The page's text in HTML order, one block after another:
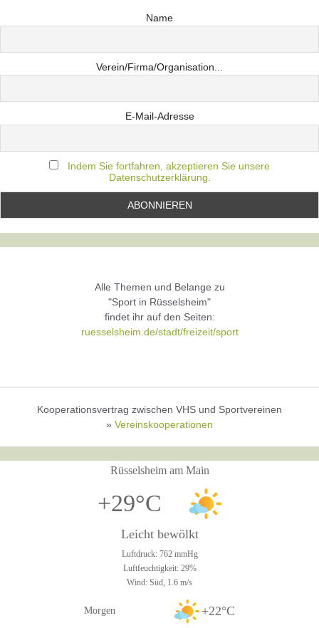
Name
Verein/Firma/Organisation...
E-Mail-Adresse
Indem Sie fortfahren, akzeptieren Sie unsere
Datenschutzerklärung.
Alle Themen und Belange zu
"Sport in Rüsselsheim"
findet ihr auf den Seiten:
ruesselsheim.de/stadt/freizeit/sport
Kooperationsvertrag zwischen VHS und Sportvereinen
» Vereinskooperationen
Rüsselsheim am Main
+29°C
Leicht bewölkt
Luftdruck: 762 mmHg
Luftfeuchtigkeit: 29%
Wind: Süd, 1.6 m/s
Morgen +22°C